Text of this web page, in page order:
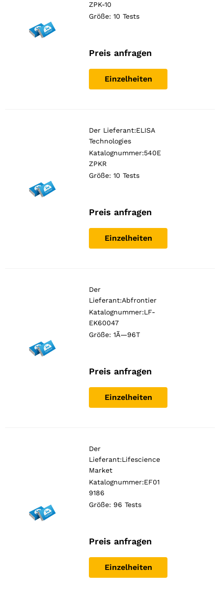
ZPK-10
Größe: 10 Tests
Preis anfragen
Einzelheiten
Der Lieferant:ELISA
Technologies
Katalognummer:540E
ZPKR
Größe: 10 Tests
Preis anfragen
Einzelheiten
Der
Lieferant:Abfrontier
Katalognummer:LF-
EK60047
Größe: 1Ã—96T
Preis anfragen
Einzelheiten
Der
Lieferant:Lifescience
Market
Katalognummer:EF01
9186
Größe: 96 Tests
Preis anfragen
Einzelheiten
Notwendig
Cookies
benötigt,
damit die
Website
funktioniert.
improve the
website's
structure,
used.
Erlebnis
Besuchs
funktioniert.
diese
Cookies
einige
Funktionen
der Website
verloren.